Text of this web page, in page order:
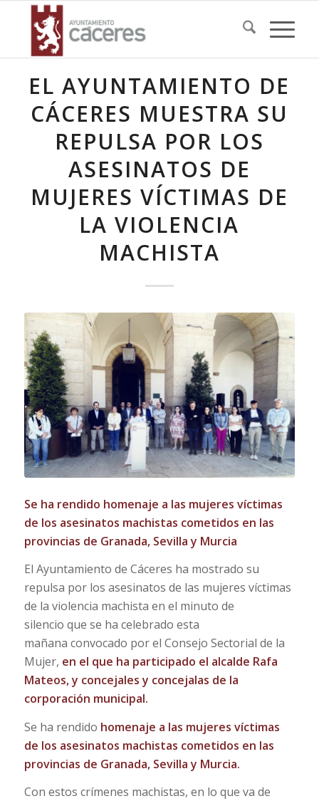
EL AYUNTAMIENTO DE
CÁCERES MUESTRA SU
REPULSA POR LOS
ASESINATOS DE
MUJERES VÍCTIMAS DE
LA VIOLENCIA
MACHISTA
Se ha rendido homenaje a las mujeres víctimas
de los asesinatos machistas cometidos en las
provincias de Granada, Sevilla y Murcia
El Ayuntamiento de Cáceres ha mostrado su
repulsa por los asesinatos de las mujeres víctimas
de la violencia machista en el minuto de
silencio que se ha celebrado esta
mañana convocado por el Consejo Sectorial de la
Mujer, en el que ha participado el alcalde Rafa
Mateos, y concejales y concejalas de la
corporación municipal.
Se ha rendido homenaje a las mujeres víctimas
de los asesinatos machistas cometidos en las
provincias de Granada, Sevilla y Murcia.
Con estos crímenes machistas, en lo que va de